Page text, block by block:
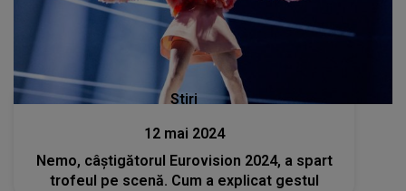
Stiri
12 mai 2024
Nemo, câștigătorul Eurovision 2024, a spart
trofeul pe scenă. Cum a explicat gestul